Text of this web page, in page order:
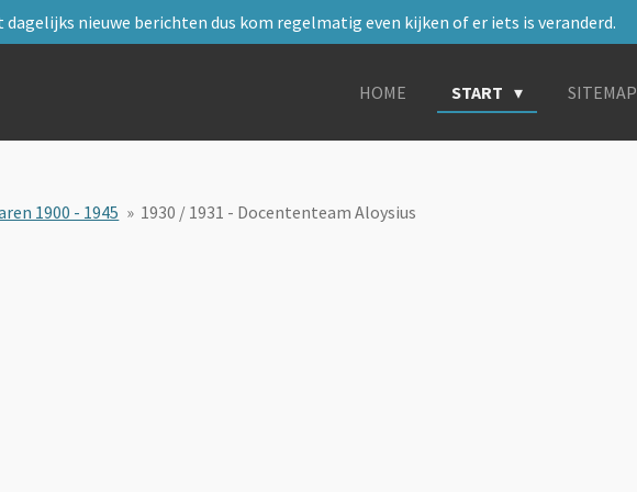
dagelijks nieuwe berichten dus kom regelmatig even kijken of er iets is veranderd.
HOME START SITEMAP
1900 - 1945 » 1930 / 1931 - Docententeam Aloysius